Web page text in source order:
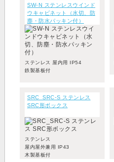
SW-N ステンレスウインド
ウキャビネット（水切、防
塵・防水パッキン付）
ステンレス 屋内用 IP54
鉄製基板付
SRC_SRC-S ステンレス
SRC形ボックス
ステンレス
屋内屋外兼用 IP43
木製基板付